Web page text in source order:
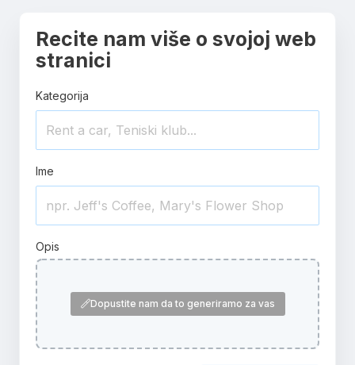
Recite nam više o svojoj web
stranici
Kategorija
Ime
Opis
Dopustite nam da to generiramo za vas